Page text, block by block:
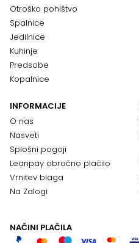
Otroško pohištvo
Spalnice
Jedilnice
Kuhinje
Predsobe
Kopalnice
INFORMACIJE
O nas
Nasveti
Splošni pogoji
Leanpay obročno plačilo
Vrnitev blaga
Na Zalogi
NAČINI PLAČILA